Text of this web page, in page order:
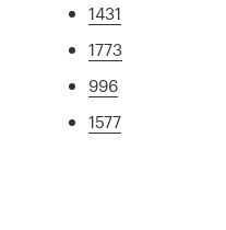
1431
1773
996
1577